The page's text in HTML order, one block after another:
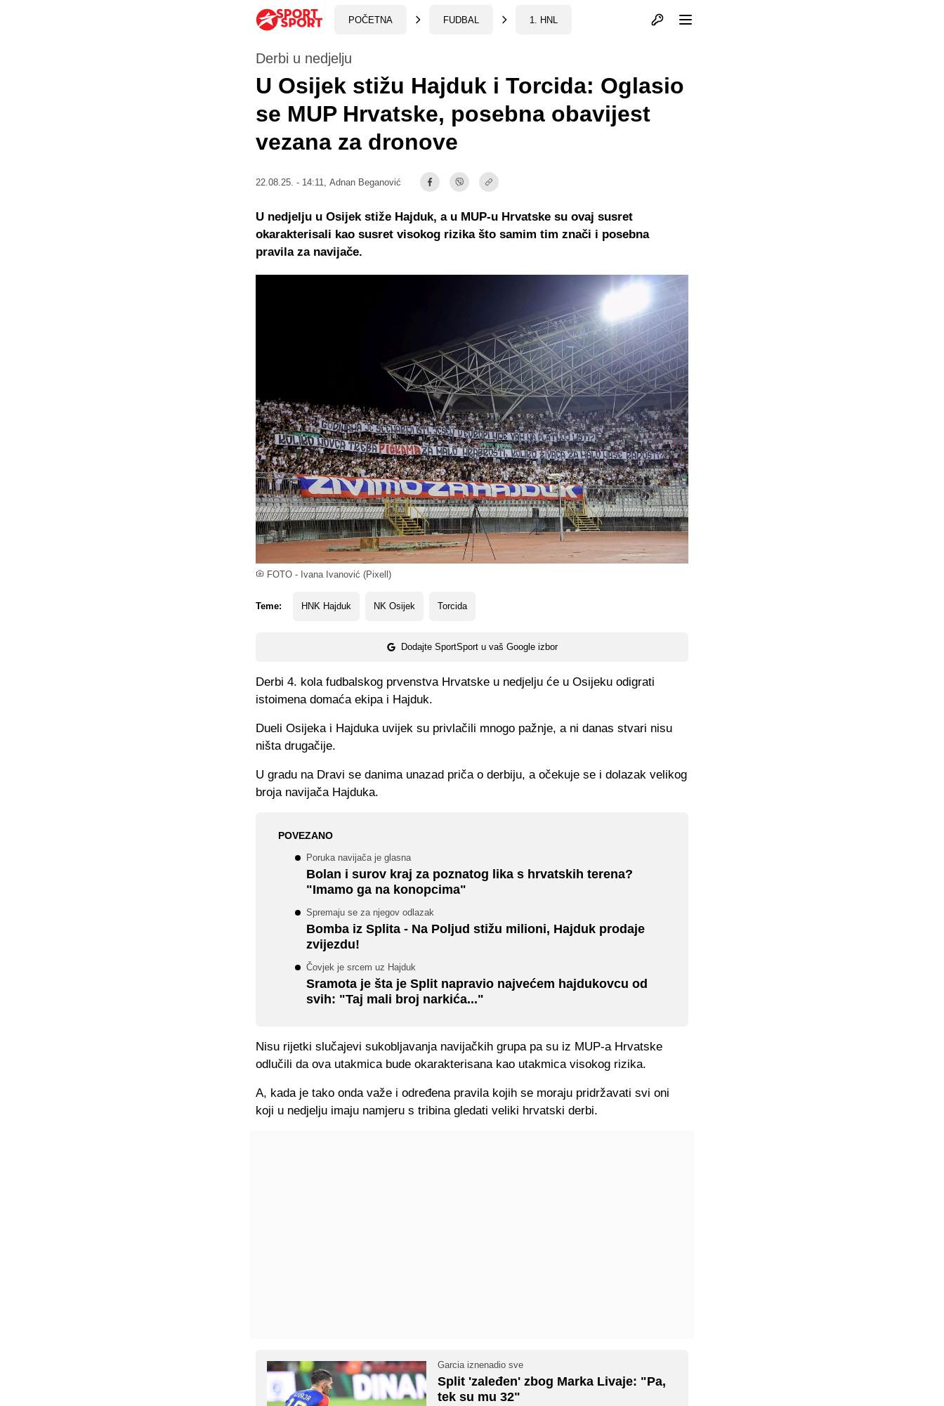
POČETNA FUDBAL 1. HNL Otvori profil
FOTO - Ivana Ivanović (Pixell)
Derbi u nedjelju
U Osijek stižu Hajduk i Torcida: Oglasio
se MUP Hrvatske, posebna obavijest
vezana za dronove
22.08.25. - 14:11, Adnan Beganović
Teme: HNK Hajduk NK Osijek Torcida
Dodajte SportSport u vaš Google izbor
U nedjelju u Osijek stiže Hajduk, a u MUP-u Hrvatske su ovaj susret
okarakterisali kao susret visokog rizika što samim tim znači i posebna
pravila za navijače.
Derbi 4. kola fudbalskog prvenstva Hrvatske u nedjelju će u Osijeku odigrati
istoimena domaća ekipa i Hajduk.
Dueli Osijeka i Hajduka uvijek su privlačili mnogo pažnje, a ni danas stvari nisu
ništa drugačije.
U gradu na Dravi se danima unazad priča o derbiju, a očekuje se i dolazak velikog
broja navijača Hajduka.
POVEZANO
Poruka navijača je glasna
Bolan i surov kraj za poznatog lika s hrvatskih terena?
"Imamo ga na konopcima"
Spremaju se za njegov odlazak
Bomba iz Splita - Na Poljud stižu milioni, Hajduk prodaje
zvijezdu!
Čovjek je srcem uz Hajduk
Sramota je šta je Split napravio najvećem hajdukovcu od
svih: "Taj mali broj narkića..."
Nisu rijetki slučajevi sukobljavanja navijačkih grupa pa su iz MUP-a Hrvatske
odlučili da ova utakmica bude okarakterisana kao utakmica visokog rizika.
A, kada je tako onda važe i određena pravila kojih se moraju pridržavati svi oni
koji u nedjelju imaju namjeru s tribina gledati veliki hrvatski derbi.
Garcia iznenadio sve
Split 'zaleđen' zbog Marka Livaje: "Pa,
tek su mu 32"